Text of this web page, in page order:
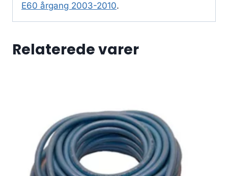
E60 årgang 2003-2010.
Relaterede varer